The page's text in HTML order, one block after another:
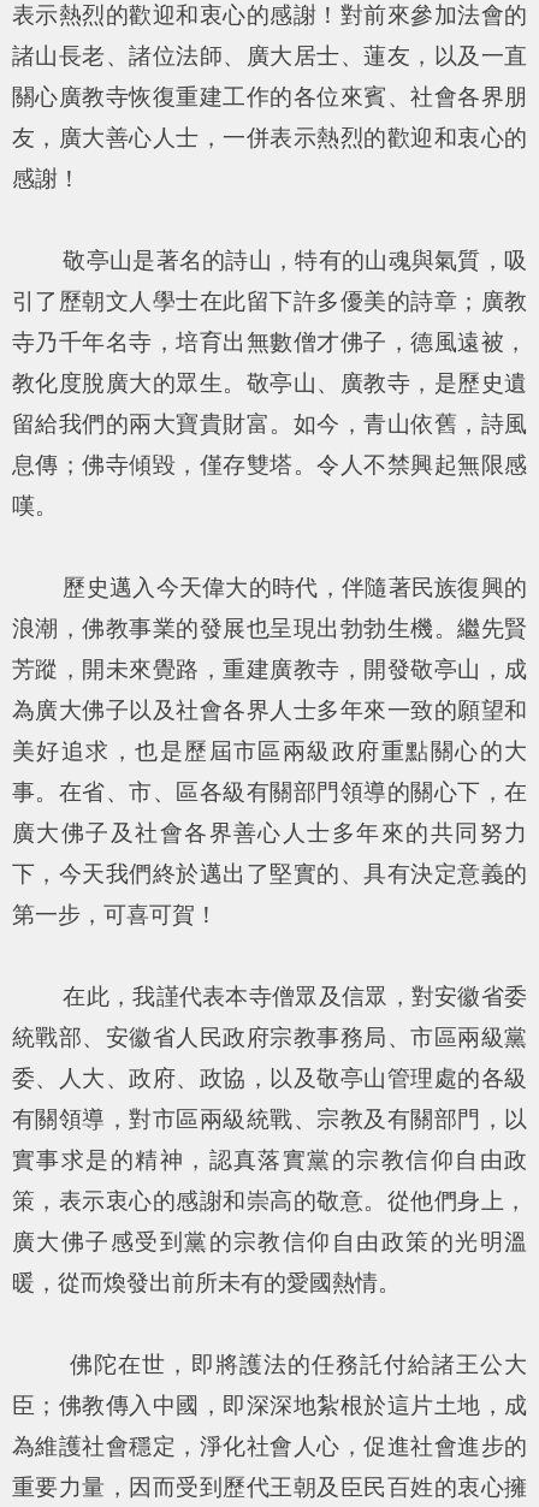
表示熱烈的歡迎和衷心的感謝！對前來參加法會的
諸山長老、諸位法師、廣大居士、蓮友，以及一直
關心廣教寺恢復重建工作的各位來賓、社會各界朋
友，廣大善心人士，一併表示熱烈的歡迎和衷心的
感謝！
敬亭山是著名的詩山，特有的山魂與氣質，吸
引了歷朝文人學士在此留下許多優美的詩章；廣教
寺乃千年名寺，培育出無數僧才佛子，德風遠被，
教化度脫廣大的眾生。敬亭山、廣教寺，是歷史遺
留給我們的兩大寶貴財富。如今，青山依舊，詩風
息傳；佛寺傾毀，僅存雙塔。令人不禁興起無限感
嘆。
歷史邁入今天偉大的時代，伴隨著民族復興的
浪潮，佛教事業的發展也呈現出勃勃生機。繼先賢
芳蹤，開未來覺路，重建廣教寺，開發敬亭山，成
為廣大佛子以及社會各界人士多年來一致的願望和
美好追求，也是歷屆市區兩級政府重點關心的大
事。在省、市、區各級有關部門領導的關心下，在
廣大佛子及社會各界善心人士多年來的共同努力
下，今天我們終於邁出了堅實的、具有決定意義的
第一步，可喜可賀！
在此，我謹代表本寺僧眾及信眾，對安徽省委
統戰部、安徽省人民政府宗教事務局、市區兩級黨
委、人大、政府、政協，以及敬亭山管理處的各級
有關領導，對市區兩級統戰、宗教及有關部門，以
實事求是的精神，認真落實黨的宗教信仰自由政
策，表示衷心的感謝和崇高的敬意。從他們身上，
廣大佛子感受到黨的宗教信仰自由政策的光明溫
暖，從而煥發出前所未有的愛國熱情。
佛陀在世，即將護法的任務託付給諸王公大
臣；佛教傳入中國，即深深地紮根於這片土地，成
為維護社會穩定，淨化社會人心，促進社會進步的
重要力量，因而受到歷代王朝及臣民百姓的衷心擁